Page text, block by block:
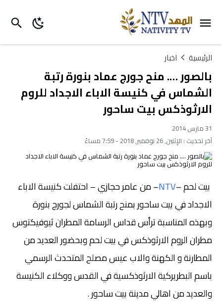
الرئيسية اخبار
بالصور …. منح جورج عماد بنورة رتبة
الشماس في كنيسة الاباء الاجداد للروم
الارثوذكس بيت ساحور
31 مارس 2014
آخر تحديث : الإثنين, 26 نوفمبر, 2018 - 7:59 مساءً
بيت لحم –NTV– من عامر حجازي–احتفلت كنيسة الاباء
الاجداد في بيت ساحور بمنح رتبة الشماس لجورج بنورة
وبهذه المناسبة ترأس قداس الرسامة المطران ثيوفيكتوس
مطران الروم الارثوذكس في بيت لحموبحضور العديد من
المطارنة و الكهنة والاب عيس مصلح المتحدث الرسمي
باسم البطريركية الارثوذكسية في القدس ووكلاء الكنيسة
والعديد من اهالي مدينة بيت ساحور .